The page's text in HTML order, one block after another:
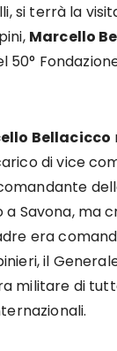
si terrà la
Marcello
Bellacicco
di vice
a Savona, ma
era
il
militare di